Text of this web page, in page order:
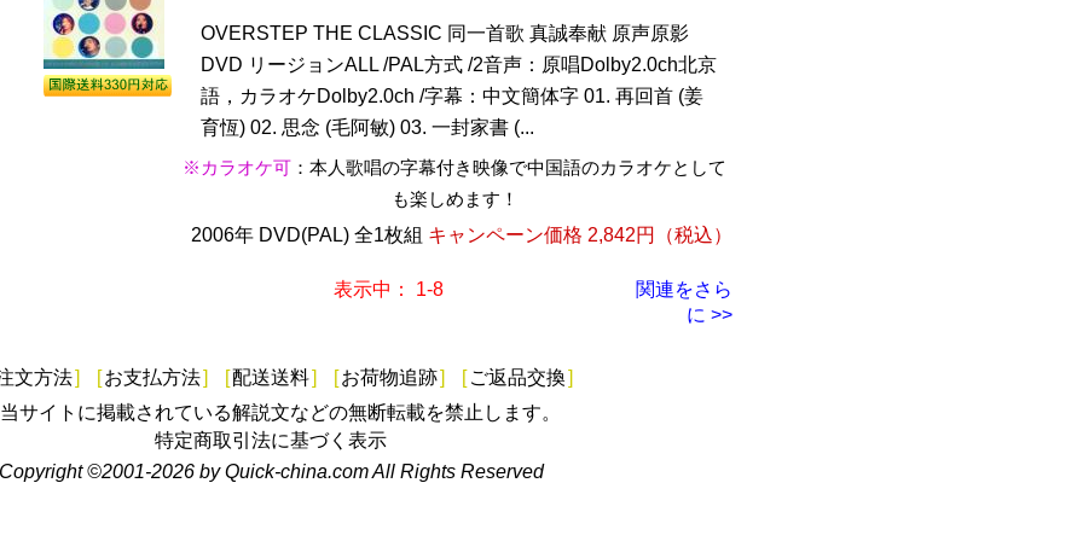
OVERSTEP THE CLASSIC 同一首歌 真誠奉献 原声原影
DVD リージョンALL /PAL方式 /2音声：原唱Dolby2.0ch北京
語，カラオケDolby2.0ch /字幕：中文簡体字 01. 再回首 (姜
育恆) 02. 思念 (毛阿敏) 03. 一封家書 (...
※カラオケ可 ：本人歌唱の字幕付き映像で中国語のカラオケとして
も楽しめます！
2006年 DVD(PAL) 全1枚組 キャンペーン価格 2,842円（税込）
関連をさら
に >>
表示中： 1-8
文方法] [お支払方法] [配送送料] [お荷物追跡] [ ご返品交換]
サイトに掲載されている解説文などの無断転載を禁止します。
特定商取引法に基づく表示
Copyright ©2001-2026 by Quick-china.com All Rights Reserved